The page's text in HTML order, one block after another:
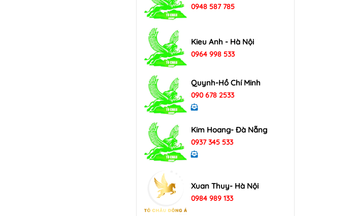
0948 587 785
Kieu Anh - Hà Nội
0964 998 533
Quynh-Hồ Chí Minh
090 678 2533
Kim Hoang- Đà Nẵng
0937 345 533
Xuan Thuy- Hà Nội
0984 989 133